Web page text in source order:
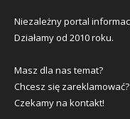
Niezależny portal
Działamy od 2010 roku.
Masz dla nas temat?
Chcesz się zareklamować?
Czekamy na kontakt!